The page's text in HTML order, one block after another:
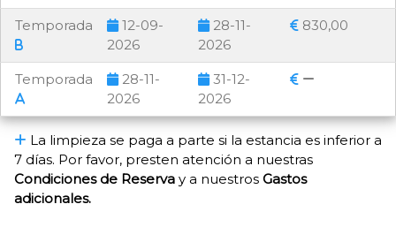
Temporada
12-09-
2026
28-11-
2026
830,00
Temporada
28-11-
2026
31-12-
2026
La limpieza se paga a parte si la estancia es inferior a
7 días. Por favor, presten atención a nuestras
Condiciones de Reserva y a nuestros Gastos
adicionales.